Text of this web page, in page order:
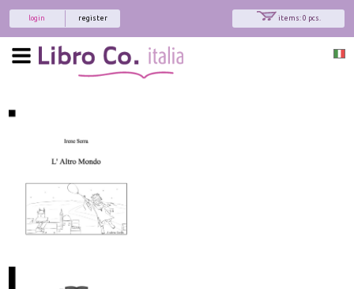
items: 0 pcs.
register
login